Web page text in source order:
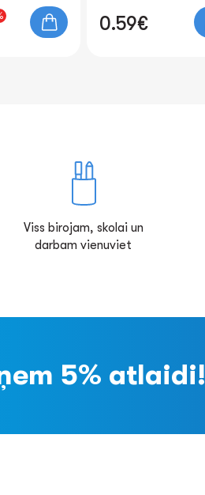
0.40€
Viss birojam, skolai un
darbam vienuviet
5% atlaidi!